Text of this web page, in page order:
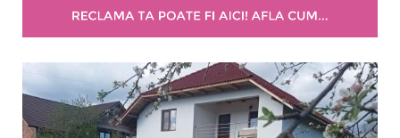
Facilități
Internet wireless